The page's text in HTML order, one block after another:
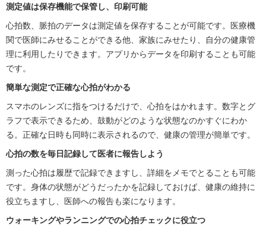
測定値は保存機能で保管し、印刷可能
心拍数、脈拍のデータは測定値を保存することが可能です。医療機
関で医師にみせることができる他、家族にみせたり、自分の健康管
理に利用したりできます。アプリからデータを印刷することも可能
です。
簡単な測定で正確な心拍がわかる
スマホのレンズに指をつけるだけで、心拍をはかれます。数字とグ
ラフで表示できるため、鼓動がどのような状態なのかすぐにわか
る。正確な日時も同時に表示されるので、健康の管理が簡単です。
心拍の数を毎日記録して医者に報告しよう
測った心拍は履歴で記録できますし、詳細をメモでとることも可能
です。身体の状態がどうだったかを記録しておけば、健康の維持に
役立ちますし、医師への報告も楽になります。
ウォーキングやランニングでの心拍チェックに役立つ